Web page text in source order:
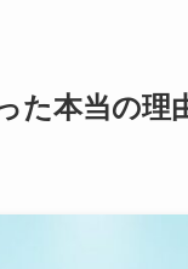
た本当の理